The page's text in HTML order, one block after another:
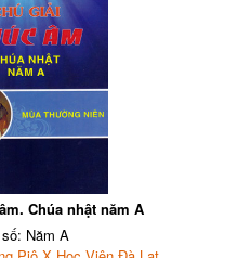
Chúa nhật năm A
Năm A